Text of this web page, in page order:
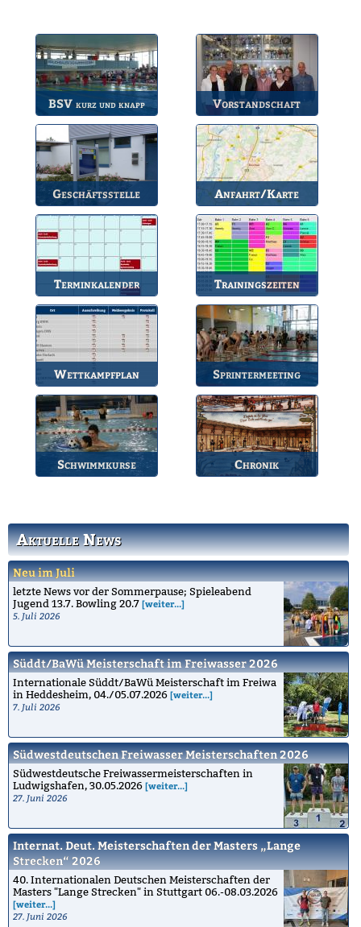
Aktuelle News
Neu im Juli
letzte News vor der Sommerpause; Spieleabend
Jugend 13.7. Bowling 20.7 [weiter...]
5. Juli 2026
Süddt/BaWü Meisterschaft im Freiwasser 2026
Internationale Süddt/BaWü Meisterschaft im Freiwa
in Heddesheim, 04./05.07.2026 [weiter...]
7. Juli 2026
Südwestdeutschen Freiwasser Meisterschaften 2026
Südwestdeutsche Freiwassermeisterschaften in
Ludwigshafen, 30.05.2026 [weiter...]
27. Juni 2026
Internat. Deut. Meisterschaften der Masters „Lange
Strecken“ 2026
40. Internationalen Deutschen Meisterschaften der
Masters "Lange Strecken" in Stuttgart 06.-08.03.2026
[weiter...]
27. Juni 2026
BSV kurz und knapp
Die wichtigsten Infos
zum BSV.
Vorstandschaft
Unsere amtierende
Vorstandschaft.
Geschäftsstelle
Anlaufstelle für alle
Anfahrt/Karte
So können Sie uns
erreichen.
Terminkalender
Die Termine des BSV.
Trainingszeiten
Bahnbelegungen der
Gruppen.
Wettkampfplan
Übersicht der aktuellen
Wettkämpfe.
Sprintermeeting
Jährlicher Wettkampf
des BSV.
Schwimmkurse Chronik